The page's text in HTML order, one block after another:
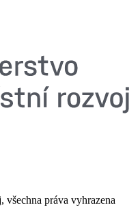
práva vyhrazena